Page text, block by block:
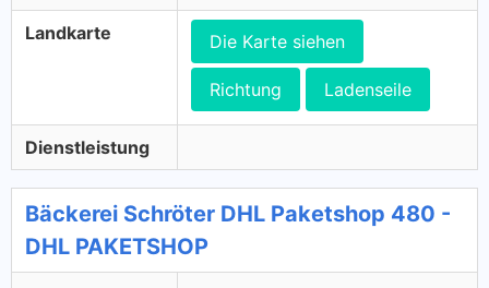
Landkarte Die Karte siehen
Richtung Ladenseile
Dienstleistung
Bäckerei Schröter DHL Paketshop 480 -
DHL PAKETSHOP